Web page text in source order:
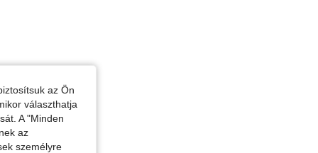
az Ön
választhatja
A "Minden
az
személyre